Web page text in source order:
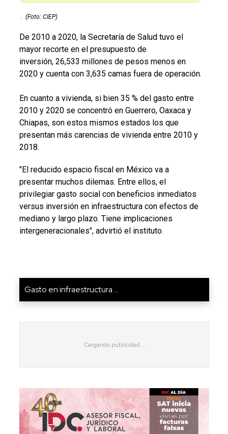
. (Foto: CIEP)
De 2010 a 2020, la Secretaría de Salud tuvo el
mayor recorte en el presupuesto de
inversión, 26,533 millones de pesos menos en
2020 y cuenta con 3,635 camas fuera de operación.
En cuanto a vivienda, si bien 35 % del gasto entre
2010 y 2020 se concentró en Guerrero, Oaxaca y
Chiapas, son estos mismos estados los que
presentan más carencias de vivienda entre 2010 y
2018.
"El reducido espacio fiscal en México va a
presentar muchos dilemas. Entre ellos, el
privilegiar gasto social con beneficios inmediatos
versus inversión en infraestructura con efectos de
mediano y largo plazo. Tiene implicaciones
intergeneracionales", advirtió el instituto.
Gasto en infraestructura ...